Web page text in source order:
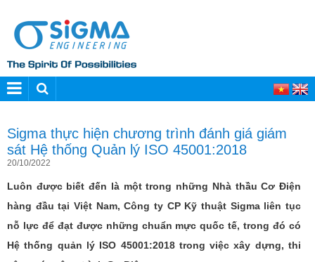
Sigma thực hiện chương trình đánh giá giám
sát Hệ thống Quản lý ISO 45001:2018
20/10/2022
Luôn được biết đến là một trong những Nhà thầu Cơ Điện
hàng đầu tại Việt Nam, Công ty CP Kỹ thuật Sigma liên tục
nỗ lực để đạt được những chuẩn mực quốc tế, trong đó có
Hệ thống quản lý ISO 45001:2018 trong việc xây dựng, thi